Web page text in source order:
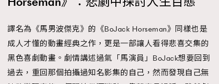
譯名為《馬男波傑克》的《BoJack Horseman》同樣也是
成人才懂的動畫經典之作，更是一部讓人看得悲喜交集的
黑色喜劇動畫。劇情講述過氣「馬演員」BoJack想要回到
過去，重回那個拍攝過知名影集的自己，然而發現自己無